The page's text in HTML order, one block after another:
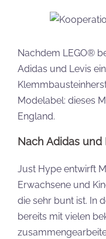
Nachdem LEGO®
Adidas und Levis
Modelabel: dieses
England.
Nach Adidas
Just Hype entwirft
Erwachsene und
die sehr bunt ist. In
bereits mit vielen